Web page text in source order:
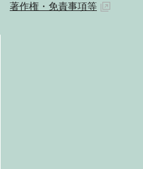
著作権・免責事項等